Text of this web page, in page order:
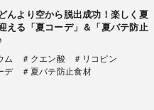
んより空から脱出成功！楽しく夏
える「夏コーデ」＆「夏バテ防止
ム ＃クエン酸
＃リコピン
デ
＃夏バテ防止食材